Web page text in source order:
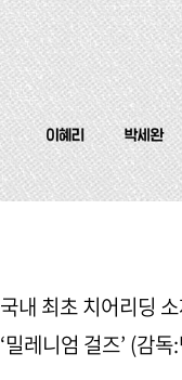
국내 최초 치어리딩
‘밀레니엄 걸즈’ (감